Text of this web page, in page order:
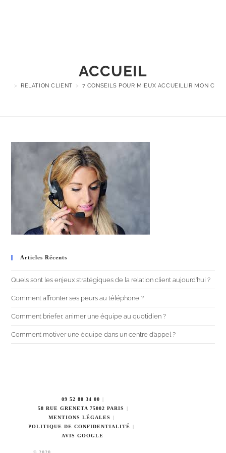
ACCUEIL
> RELATION CLIENT > 7 CONSEILS POUR MIEUX ACCUEILLIR MON
Articles Récents
Quels sont les enjeux stratégiques de la relation client aujourd’hui ?
Comment affronter ses peurs au téléphone ?
Comment briefer, animer une équipe au quotidien ?
Comment motiver une équipe dans un centre d’appel ?
09 52 80 34 00
58 RUE GRENETA 75002 PARIS
MENTIONS LÉGALES
POLITIQUE DE CONFIDENTIALITÉ
AVIS GOOGLE